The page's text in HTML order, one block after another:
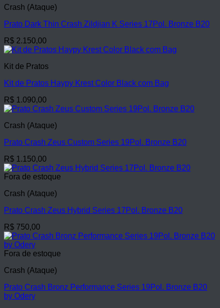
Crash (Ataque)
Prato Dark Thin Crash Zildjian K Series 17Pol. Bronze B20
R$ 2.150,00
Kit de Pratos
Kit de Pratos Haypy Krest Color Black com Bag
R$ 1.090,00
Crash (Ataque)
Prato Crash Zeus Custom Series 19Pol. Bronze B20
R$ 1.150,00
Fora de estoque
Crash (Ataque)
Prato Crash Zeus Hybrid Series 17Pol. Bronze B20
R$ 750,00
Fora de estoque
Crash (Ataque)
Prato Crash Bronz Performance Series 19Pol. Bronze B20
by Odery